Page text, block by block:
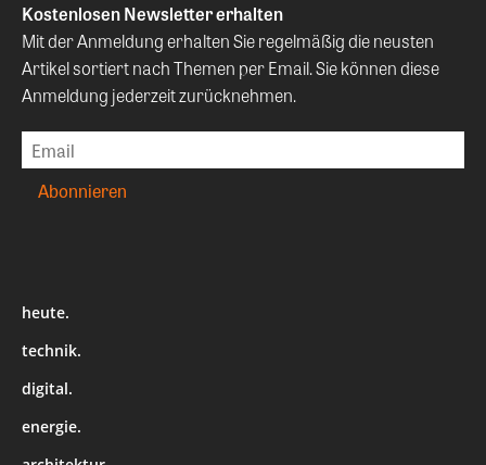
Kostenlosen Newsletter erhalten
Mit der Anmeldung erhalten Sie regelmäßig die neusten
Artikel sortiert nach Themen per Email. Sie können diese
Anmeldung jederzeit zurücknehmen.
heute.
technik.
digital.
energie.